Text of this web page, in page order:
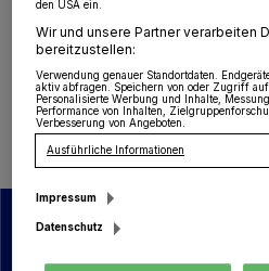
18.11.2022 , 11:57 Uhr Eine
den USA ein.
Wir und unsere Partner verarbeiten
bereitzustellen:
Verwendung genauer Standortdaten.
aktiv abfragen. Speichern von oder Zugriff
Personalisierte Werbung und Inhalte,
Performance von Inhalten,
Verbesserung von Angeboten.
Ausführliche Informationen
Impressum
Datenschutz